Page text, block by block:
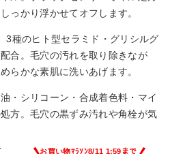
っかり浮かせてオフします。
3種のヒト型セラミド・グリシルグ
合。毛穴の汚れを取り除きなが
らかな素肌に洗いあげます。
・シリコーン・合成着色料・マイ
方。毛穴の黒ずみ汚れや角栓が気